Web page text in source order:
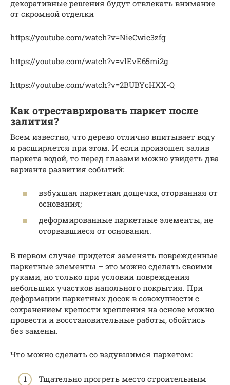
декоративные решения будут отвлекать внимание
от скромной отделки
https://youtube.com/watch?v=NieCwic3zfg
https://youtube.com/watch?v=vlEvE65mi2g
https://youtube.com/watch?v=2BUBYcHXX-Q
Как отреставрировать паркет после
залития?
Всем известно, что дерево отлично впитывает воду
и расширяется при этом. И если произошел залив
паркета водой, то перед глазами можно увидеть два
варианта развития событий:
взбухшая паркетная дощечка, оторванная от
основания;
деформированные паркетные элементы, не
оторвавшиеся от основания.
В первом случае придется заменять поврежденные
паркетные элементы – это можно сделать своими
руками, но только при условии повреждения
небольших участков напольного покрытия. При
деформации паркетных досок в совокупности с
сохранением крепости крепления на основе можно
провести и восстановительные работы, обойтись
без замены.
Что можно сделать со вздувшимся паркетом:
Тщательно прогреть место строительным